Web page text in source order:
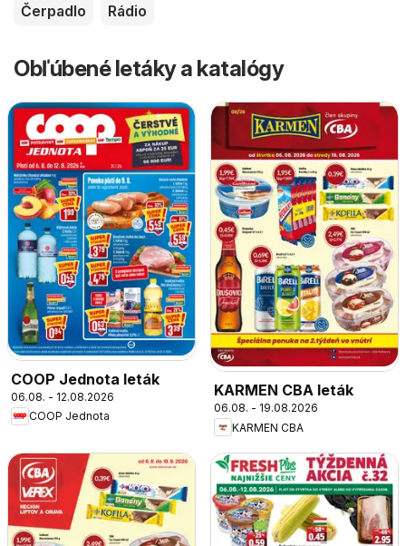
Čerpadlo
Rádio
Obľúbené letáky a katalógy
COOP Jednota leták
06.08. - 12.08.2026
COOP Jednota
KARMEN CBA leták
06.08. - 19.08.2026
KARMEN CBA